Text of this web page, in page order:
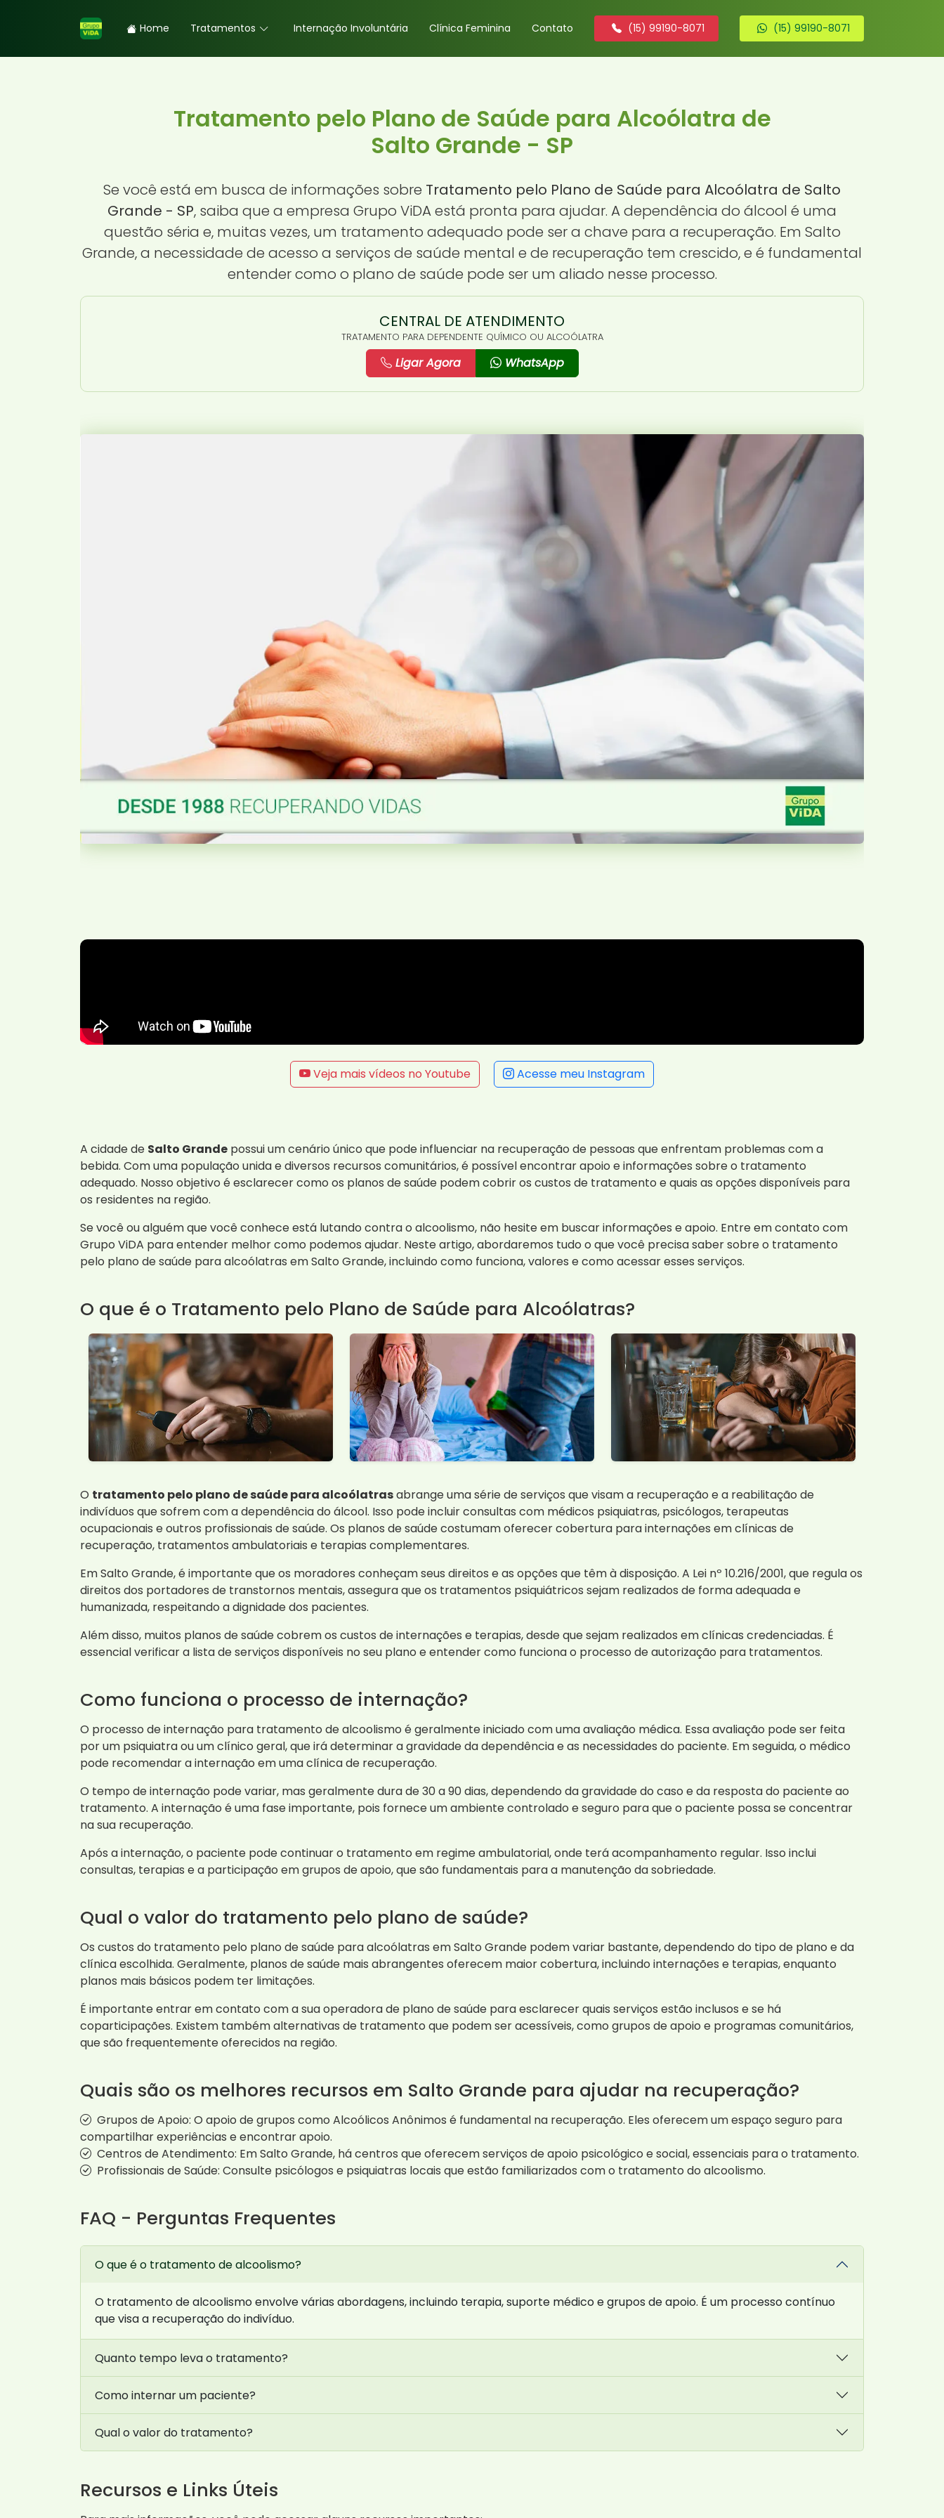
Home Tratamentos Internação Involuntária Clínica Feminina Contato (15) 99190-8071 (15) 99190-8071
Tratamento pelo Plano de Saúde para Alcoólatra de
Salto Grande - SP
Se você está em busca de informações sobre Tratamento pelo Plano de Saúde para Alcoólatra de Salto
Grande - SP, saiba que a empresa Grupo ViDA está pronta para ajudar. A dependência do álcool é uma
questão séria e, muitas vezes, um tratamento adequado pode ser a chave para a recuperação. Em Salto
Grande, a necessidade de acesso a serviços de saúde mental e de recuperação tem crescido, e é fundamental
entender como o plano de saúde pode ser um aliado nesse processo.
CENTRAL DE ATENDIMENTO
TRATAMENTO PARA DEPENDENTE QUÍMICO OU ALCOÓLATRA
Ligar Agora WhatsApp
Veja mais vídeos no Youtube Acesse meu Instagram
A cidade de Salto Grande possui um cenário único que pode influenciar na recuperação de pessoas que enfrentam problemas com a
bebida. Com uma população unida e diversos recursos comunitários, é possível encontrar apoio e informações sobre o tratamento
adequado. Nosso objetivo é esclarecer como os planos de saúde podem cobrir os custos de tratamento e quais as opções disponíveis para
os residentes na região.
Se você ou alguém que você conhece está lutando contra o alcoolismo, não hesite em buscar informações e apoio. Entre em contato com
Grupo ViDA para entender melhor como podemos ajudar. Neste artigo, abordaremos tudo o que você precisa saber sobre o tratamento
pelo plano de saúde para alcoólatras em Salto Grande, incluindo como funciona, valores e como acessar esses serviços.
O que é o Tratamento pelo Plano de Saúde para Alcoólatras?
O tratamento pelo plano de saúde para alcoólatrasabrange uma série de serviços que visam a recuperação e a reabilitação de
indivíduos que sofrem com a dependência do álcool. Isso pode incluir consultas com médicos psiquiatras, psicólogos, terapeutas
ocupacionais e outros profissionais de saúde. Os planos de saúde costumam oferecer cobertura para internações em clínicas de
recuperação, tratamentos ambulatoriais e terapias complementares.
Em Salto Grande, é importante que os moradores conheçam seus direitos e as opções que têm à disposição. A Lei nº 10.216/2001, que regula os
direitos dos portadores de transtornos mentais, assegura que os tratamentos psiquiátricos sejam realizados de forma adequada e
humanizada, respeitando a dignidade dos pacientes.
Além disso, muitos planos de saúde cobrem os custos de internações e terapias, desde que sejam realizados em clínicas credenciadas. É
essencial verificar a lista de serviços disponíveis no seu plano e entender como funciona o processo de autorização para tratamentos.
Como funciona o processo de internação?
O processo de internação para tratamento de alcoolismo é geralmente iniciado com uma avaliação médica. Essa avaliação pode ser feita
por um psiquiatra ou um clínico geral, que irá determinar a gravidade da dependência e as necessidades do paciente. Em seguida, o médico
pode recomendar a internação em uma clínica de recuperação.
O tempo de internação pode variar, mas geralmente dura de 30 a 90 dias, dependendo da gravidade do caso e da resposta do paciente ao
tratamento. A internação é uma fase importante, pois fornece um ambiente controlado e seguro para que o paciente possa se concentrar
na sua recuperação.
Após a internação, o paciente pode continuar o tratamento em regime ambulatorial, onde terá acompanhamento regular. Isso inclui
consultas, terapias e a participação em grupos de apoio, que são fundamentais para a manutenção da sobriedade.
Qual o valor do tratamento pelo plano de saúde?
Os custos do tratamento pelo plano de saúde para alcoólatras em Salto Grande podem variar bastante, dependendo do tipo de plano e da
clínica escolhida. Geralmente, planos de saúde mais abrangentes oferecem maior cobertura, incluindo internações e terapias, enquanto
planos mais básicos podem ter limitações.
É importante entrar em contato com a sua operadora de plano de saúde para esclarecer quais serviços estão inclusos e se há
coparticipações. Existem também alternativas de tratamento que podem ser acessíveis, como grupos de apoio e programas comunitários,
que são frequentemente oferecidos na região.
Quais são os melhores recursos em Salto Grande para ajudar na recuperação?
Grupos de Apoio: O apoio de grupos como Alcoólicos Anônimos é fundamental na recuperação. Eles oferecem um espaço seguro para
compartilhar experiências e encontrar apoio.
Centros de Atendimento: Em Salto Grande, há centros que oferecem serviços de apoio psicológico e social, essenciais para o tratamento.
Profissionais de Saúde: Consulte psicólogos e psiquiatras locais que estão familiarizados com o tratamento do alcoolismo.
FAQ - Perguntas Frequentes
O que é o tratamento de alcoolismo?
O tratamento de alcoolismo envolve várias abordagens, incluindo terapia, suporte médico e grupos de apoio. É um processo contínuo
que visa a recuperação do indivíduo.
Quanto tempo leva o tratamento?
Como internar um paciente?
Qual o valor do tratamento?
Recursos e Links Úteis